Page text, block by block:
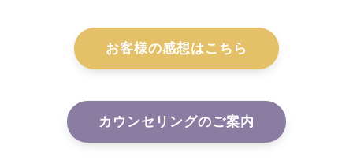
お客様の感想はこちら
カウンセリングのご案内